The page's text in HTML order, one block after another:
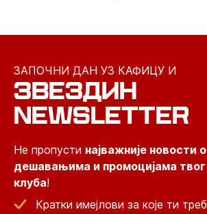
ЗАПОЧНИ ДАН УЗ КАФИЦУ И
ЗВЕЗДИН
NEWSLETTER
Не пропусти најважније новости
дешавањима и промоцијама
клуба!
Кратки имејлови за које ти